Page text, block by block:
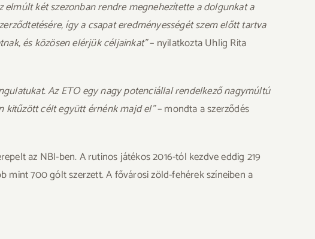
két szezonban rendre megnehezítette a dolgunkat a
így a csapat eredményességét szem előtt tartva
és közösen elérjük céljainkat”– nyilatkozta Uhlig Rita
Az ETO egy nagy potenciállal rendelkező nagymúltú
kitűzött célt együtt érnénk majd el”– mondta a szerződés
az NBI-ben. A rutinos játékos 2016-tól kezdve eddig 219
mint 700 gólt szerzett. A fővárosi zöld-fehérek színeiben a